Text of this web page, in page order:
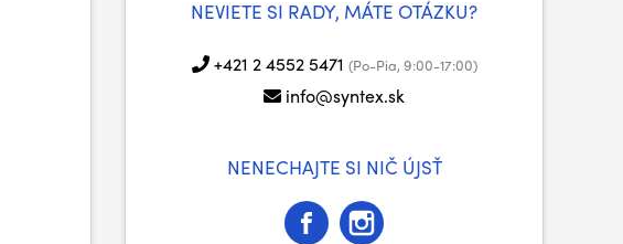
NEVIETE SI RADY, MÁTE OTÁZKU?
+421 2 4552 5471 (Po-Pia, 9:00-17:00)
info@syntex.sk
NENECHAJTE SI NIČ ÚJSŤ